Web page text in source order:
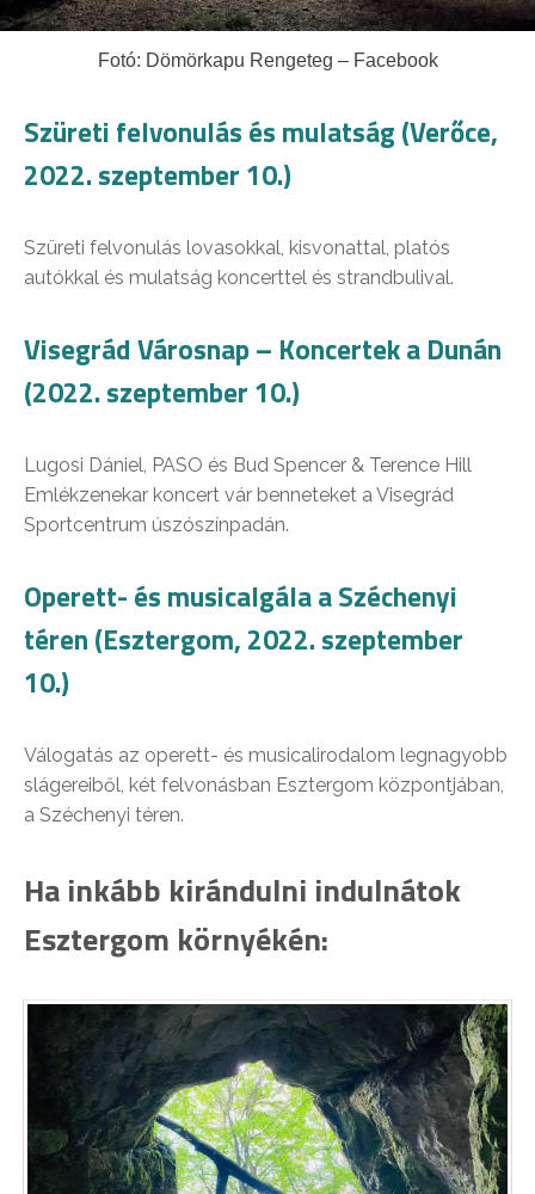
Fotó: Dömörkapu Rengeteg – Facebook
Szüreti felvonulás és mulatság (Verőce,
2022. szeptember 10.)
Szüreti felvonulás lovasokkal, kisvonattal, platós
autókkal és mulatság koncerttel és strandbulival.
Visegrád Városnap – Koncertek a Dunán
(2022. szeptember 10.)
Lugosi Dániel, PASO és Bud Spencer & Terence Hill
Emlékzenekar koncert vár benneteket a Visegrád
Sportcentrum úszószínpadán.
Operett- és musicalgála a Széchenyi
téren (Esztergom, 2022. szeptember
10.)
Válogatás az operett- és musicalirodalom legnagyobb
slágereiből, két felvonásban Esztergom központjában,
a Széchenyi téren.
Ha inkább kirándulni indulnátok
Esztergom környékén: